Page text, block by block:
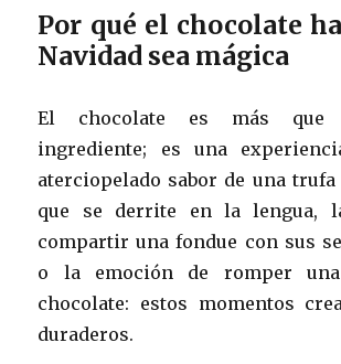
Por qué el chocolate
Navidad sea mágica
El chocolate es más que
ingrediente; es una
aterciopelado sabor de una trufa
que se derrite en la lengua,
compartir una fondue con sus
o la emoción de romper
chocolate: estos momentos
duraderos.